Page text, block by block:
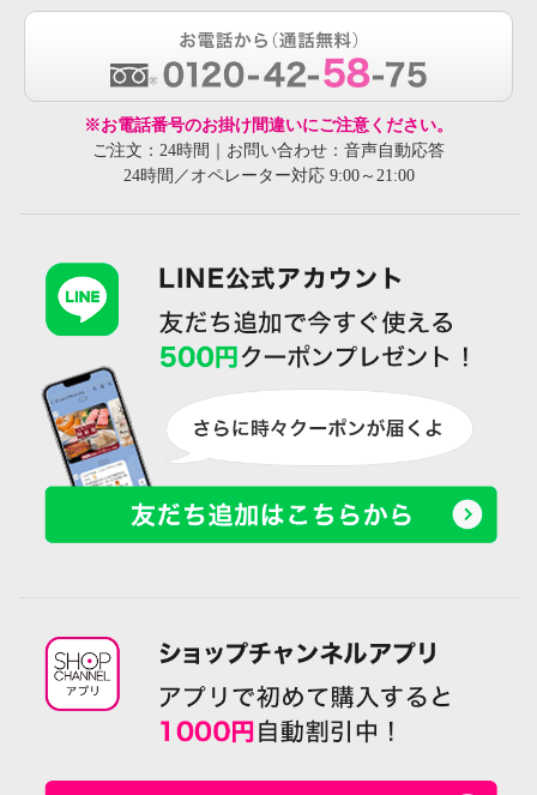
※お電話番号のお掛け間違いにご注意ください。
ご注文：24時間｜お問い合わせ：音声自動応答
24時間／オペレーター対応 9:00～21:00